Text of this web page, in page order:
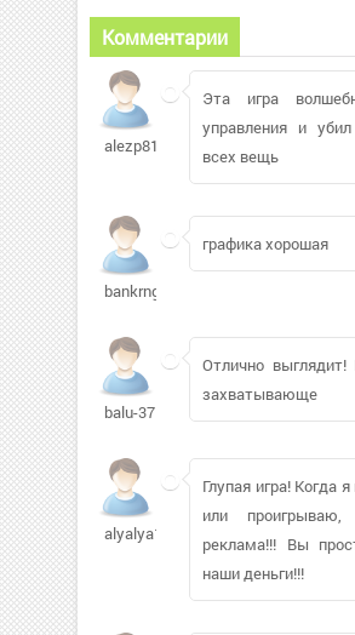
Комментарии
alezp815
Эта игра
управления и
всех вещь
bankrng509
графика хорошая
balu-37
Отлично
захватывающе
alyalya1
Глупая игра! Когда
или проигрываю,
реклама!!! Вы
наши деньги!!!